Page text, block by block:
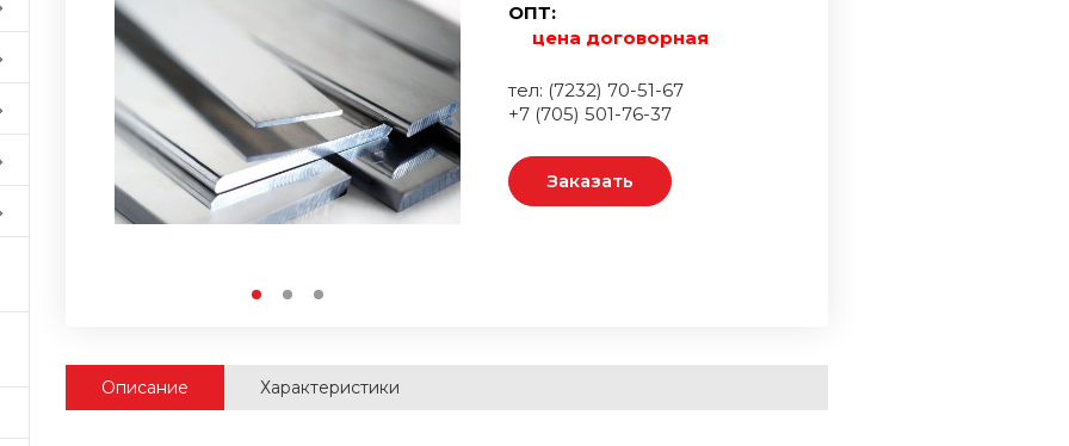
ОПТ:
цена договорная
тел: (7232) 70-51-67
+7 (705) 501-76-37
Заказать
Описание Характеристики